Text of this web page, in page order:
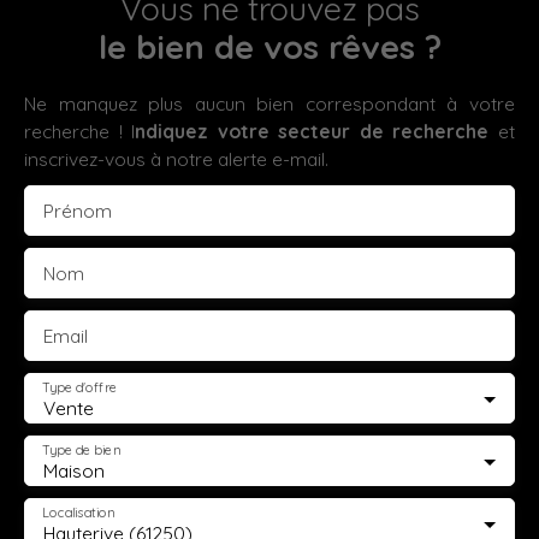
le bien de vos rêves ?
Ne manquez plus aucun bien correspondant à votre
recherche ! Indiquez votre secteur de recherche et
inscrivez-vous à notre alerte e-mail.
Prénom
Nom
Email
Vente
Type d'offre
Maison
Type de bien
Hauterive (61250)
Localisation